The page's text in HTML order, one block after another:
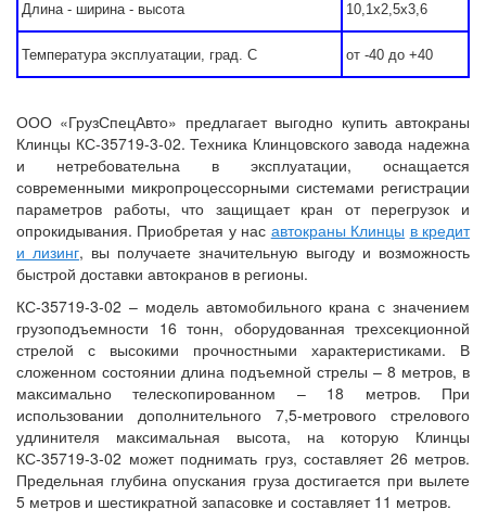
Длина - ширина - высота 10,1х2,5х3,6
Температура эксплуатации, град. С от -40 до +40
ООО «ГрузСпецАвто» предлагает выгодно купить автокраны
Клинцы КС-35719-3-02. Техника Клинцовского завода надежна
и нетребовательна в эксплуатации, оснащается
современными микропроцессорными системами регистрации
параметров работы, что защищает кран от перегрузок и
опрокидывания. Приобретая у нас автокраны Клинцы в кредит
и лизинг, вы получаете значительную выгоду и возможность
быстрой доставки автокранов в регионы.
КС-35719-3-02 – модель автомобильного крана с значением
грузоподъемности 16 тонн, оборудованная трехсекционной
стрелой с высокими прочностными характеристиками. В
сложенном состоянии длина подъемной стрелы – 8 метров, в
максимально телескопированном – 18 метров. При
использовании дополнительного 7,5-метрового стрелового
удлинителя максимальная высота, на которую Клинцы
КС-35719-3-02 может поднимать груз, составляет 26 метров.
Предельная глубина опускания груза достигается при вылете
5 метров и шестикратной запасовке и составляет 11 метров.